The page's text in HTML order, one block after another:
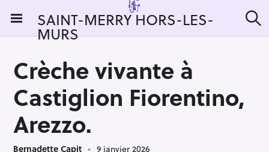
i
SAINT-MERRY HORS-LES-
MURS e
Crèche vivante à
Castiglion Fiorentino,
Arezzo.
Bernadette Capit 9 janvier 2026